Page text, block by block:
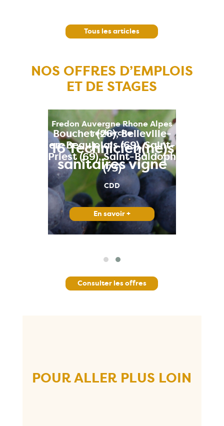
Tous les articles
NOS OFFRES D’EMPLOIS
ET DE STAGES
Fredon Auvergne Rhone Alpes
recherche
16 Technicien(ne)s
sanitaires vigne
Bouchet (26), Belleville-
en-Beaujolais (69), Saint-
Priest (69), Saint-Baldoph
(73)
CDD
En savoir +
Consulter les offres
POUR ALLER PLUS LOIN